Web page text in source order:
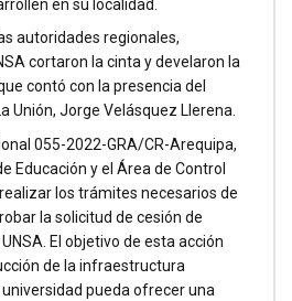
en su localidad.
autoridades regionales,
cortaron la cinta y develaron la
contó con la presencia del
Unión, Jorge Velásquez Llerena.
055-2022-GRA/CR-Arequipa,
Educación y el Área de Control
los trámites necesarios de
la solicitud de cesión de
El objetivo de esta acción
de la infraestructura
pueda ofrecer una